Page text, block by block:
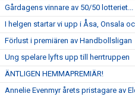
Gårdagens vinnare av 50/50 lotteriet...
I helgen startar vi upp i Åsa, Onsala
Förlust i premiären av Handbollsligan
Ung spelare lyfts upp till herrtruppen
ÄNTLIGEN HEMMAPREMIÄR!
Annelie Evenmyr årets pristagare av